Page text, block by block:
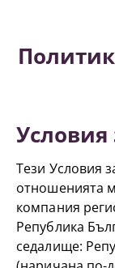
Условия
Тези Условия
отношенията
компания
Република
седалище: